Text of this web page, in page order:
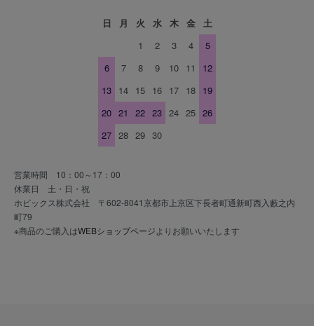
日 月 火 水 木 金
土
1
2 3 4
5
6
7 8 9 10 11
12
13 14 15 16 17 18 19
20 21 22 23 24 25 26
27 28 29 30
営業時間 10：00～17：00
休業日 土・日・祝
ホビックス株式会社 〒602-8041京都市上京区下長者町通新町西入藪之内
町79
※商品のご購入はWEBショップページよりお願いいたします